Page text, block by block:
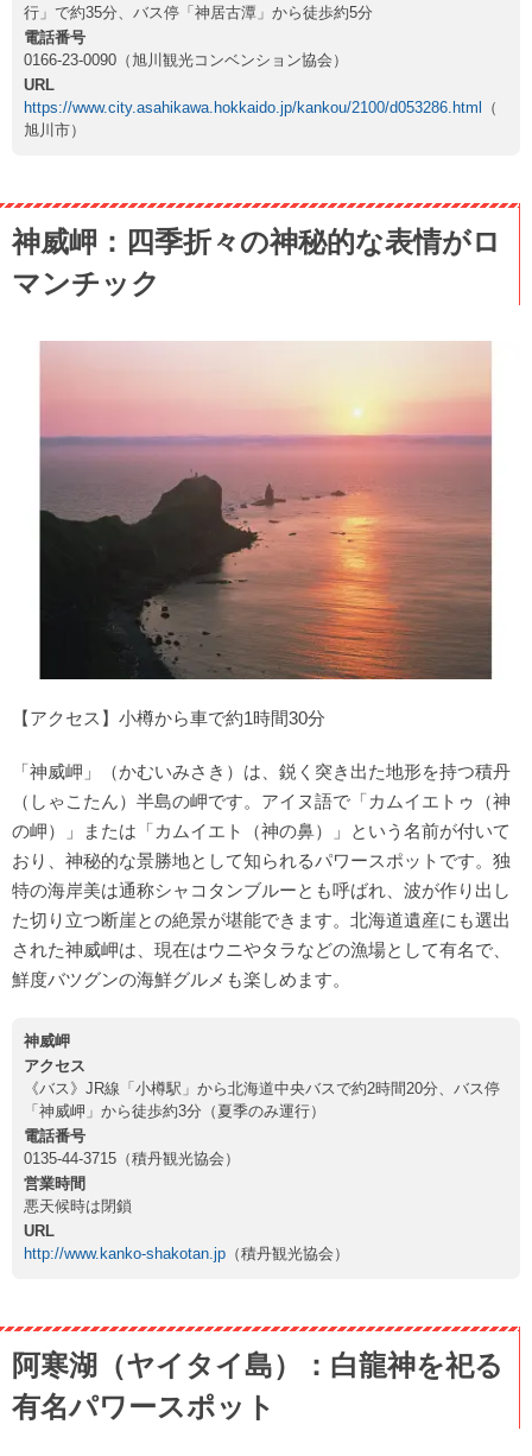
行」で約35分、バス停「神居古潭」から徒歩約5分
電話番号
0166-23-0090（旭川観光コンベンション協会）
URL
https://www.city.asahikawa.hokkaido.jp/kankou/2100/d053286.html （
旭川市）
神威岬：四季折々の神秘的な表情がロ
マンチック
【アクセス】小樽から車で約1時間30分
「神威岬」（かむいみさき）は、鋭く突き出た地形を持つ積丹
（しゃこたん）半島の岬です。アイヌ語で「カムイエトゥ（神
の岬）」または「カムイエト（神の鼻）」という名前が付いて
おり、神秘的な景勝地として知られるパワースポットです。独
特の海岸美は通称シャコタンブルーとも呼ばれ、波が作り出し
た切り立つ断崖との絶景が堪能できます。北海道遺産にも選出
された神威岬は、現在はウニやタラなどの漁場として有名で、
鮮度バツグンの海鮮グルメも楽しめます。
神威岬
アクセス
《バス》JR線「小樽駅」から北海道中央バスで約2時間20分、バス停
「神威岬」から徒歩約3分（夏季のみ運行）
電話番号
0135-44-3715（積丹観光協会）
営業時間
悪天候時は閉鎖
URL
http://www.kanko-shakotan.jp （積丹観光協会）
阿寒湖（ヤイタイ島）：白龍神を祀る
有名パワースポット